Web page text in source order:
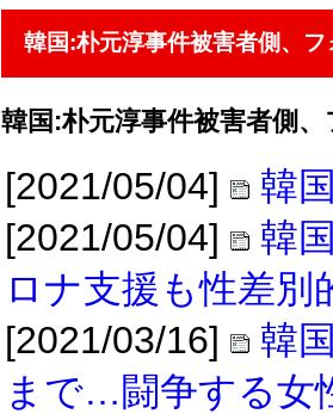
韓国:朴元淳事件被害者側、
韓国:朴元淳事件被害者側
[2021/05/04]
韓
[2021/05/04]
韓
ロナ支援も性差別
[2021/03/16]
韓
まで…闘争する女